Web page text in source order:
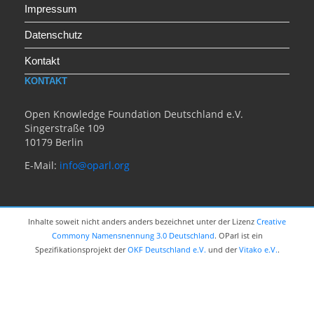
Impressum
Datenschutz
Kontakt
KONTAKT
Open Knowledge Foundation Deutschland e.V.
Singerstraße 109
10179 Berlin
E-Mail: info@oparl.org
Inhalte soweit nicht anders anders bezeichnet unter der Lizenz Creative
Commony Namensnennung 3.0 Deutschland. OParl ist ein
Spezifikationsprojekt derOKF Deutschland e.V. und derVitako e.V..